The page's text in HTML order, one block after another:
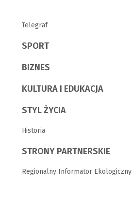
Telegraf
SPORT
BIZNES
KULTURA I EDUKACJA
STYL ŻYCIA
Historia
STRONY PARTNERSKIE
Regionalny Informator Ekologiczny